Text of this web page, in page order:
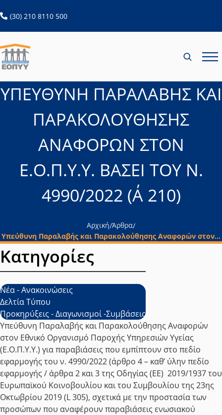
(30) 210 8110 500ανοίγει σε νέα καρτέλα
ΥΠΕΥΘΥΝΗ ΠΑΡΑΛΑΒΗΣ ΚΑΙ
ΠΑΡΑΚΟΛΟΥΘΗΣΗΣ
ΑΝΑΦΟΡΩΝ ΣΤΟΝ
Ε.Ο.Π.Υ.Υ. ΒΑΣΕΙ ΤΟΥ Ν.
4990/2022 (Α΄ 210)
Αρχική/Άρθρα/
Υπεύθυνη Παραλαβής και Παρακολούθησης Αναφορών στον...
Υπεύθυνη Παραλαβής και Παρακολούθησης Αναφορών
στον Εθνικό Οργανισμό Παροχής Υπηρεσιών Υγείας
(Ε.Ο.Π.Υ.Υ.) για παραβιάσεις που εμπίπτουν στο πεδίο
εφαρμογής του ν. 4990/2022 (άρθρο 4 – καθ’ ύλην πεδίο
εφαρμογής / άρθρα 2 και 3 της Οδηγίας (ΕΕ) 2019/1937 του
Ευρωπαϊκού Κοινοβουλίου και του Συμβουλίου της 23ης
Οκτωβρίου 2019 (L 305), σχετικά με την προστασία των
προσώπων που αναφέρουν παραβιάσεις ενωσιακού
Κατηγορίες
Νέα - Ανακοινώσεις
Δελτία Τύπου
Προκηρύξεις - Διαγωνισμοί -Συμβάσεις